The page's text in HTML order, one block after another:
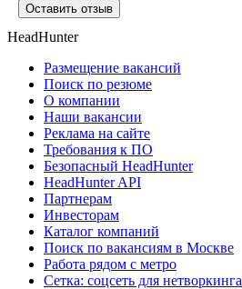
Оставить отзыв
HeadHunter
Размещение вакансий
Поиск по резюме
О компании
Наши вакансии
Реклама на сайте
Требования к ПО
Безопасный HeadHunter
HeadHunter API
Партнерам
Инвесторам
Каталог компаний
Поиск по вакансиям в Москве
Работа рядом с метро
Сетка: соцсеть для нетворкинга